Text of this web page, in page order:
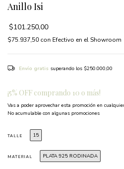
Anillo Isi
$101.250,00
$75.937,50 con Efectivo en el Showroom
Envío gratis superando los $250.000,00
¡5% OFF comprando 10 o más!
Vas a poder aprovechar esta promoción en
No acumulable con algunas promociones
TALLE 15
MATERIAL PLATA 925 RODINADA